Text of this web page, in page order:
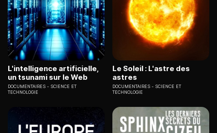
L'intelligence artificielle,
un tsunami sur le Web
DOCUMENTAIRES
SCIENCE ET
TECHNOLOGIE
Le Soleil : L'astre des
astres
DOCUMENTAIRES
SCIENCE ET
TECHNOLOGIE